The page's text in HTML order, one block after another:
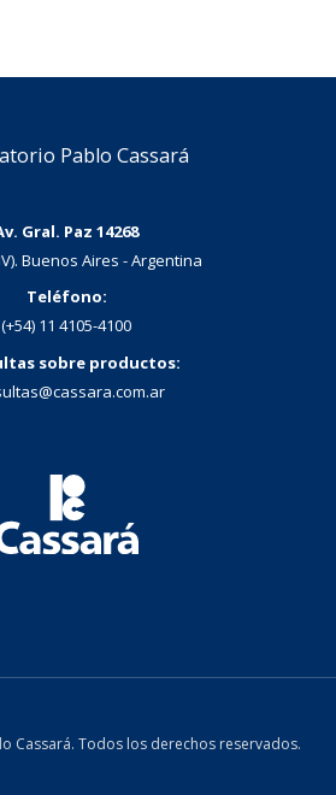
Pablo Cassará
Gral. Paz 14268
Buenos Aires - Argentina
Teléfono:
(+54) 11 4105-4100
sobre productos:
Cassará. Todos los derechos reservados.